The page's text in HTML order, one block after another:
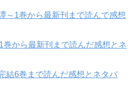
～1巻から最新刊まで読んで感想
巻から最新刊まで読んだ感想とネ
結6巻まで読んだ感想とネタバ